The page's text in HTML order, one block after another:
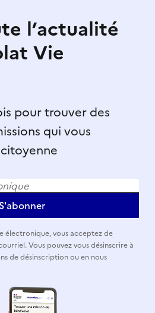
l’actualité
Vie
pour trouver des
qui vous
S'abonner
électronique, vous acceptez de
Vous pouvez vous désinscrire à
de désinscription ou en nous